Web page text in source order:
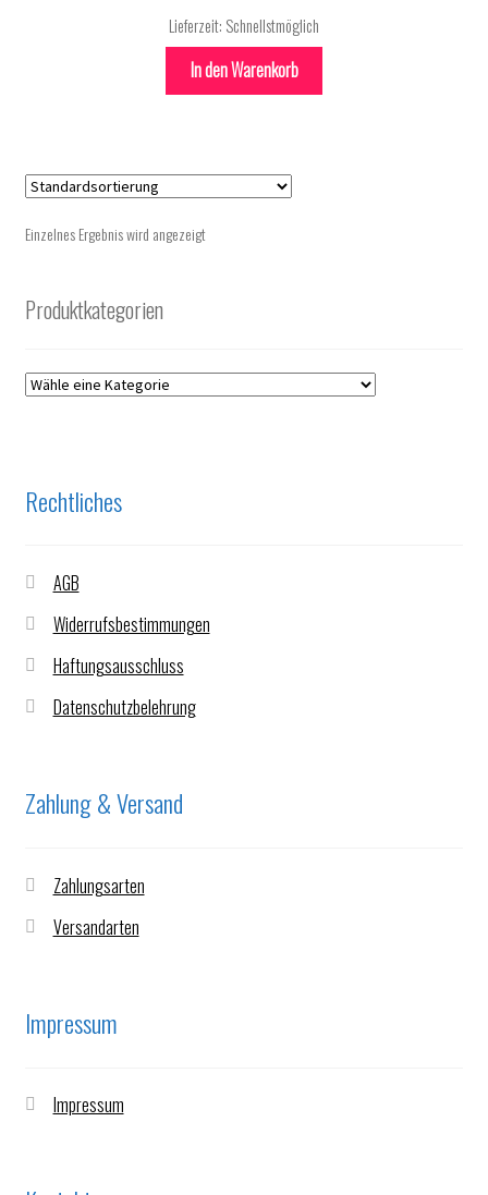
Lieferzeit: Schnellstmöglich
In den Warenkorb
Einzelnes Ergebnis wird angezeigt
Produktkategorien
Rechtliches
AGB
Widerrufsbestimmungen
Haftungsausschluss
Datenschutzbelehrung
Zahlung & Versand
Zahlungsarten
Versandarten
Impressum
Impressum